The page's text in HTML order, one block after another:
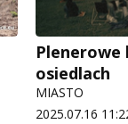
Plenerowe
osiedlach
MIASTO
2025.07.16